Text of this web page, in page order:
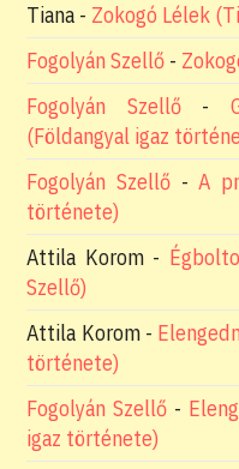
Tiana - Zokogó Lélek
Fogolyán Szellő -
Fogolyán Szellő-
(Földangyal igaz
Fogolyán Szellő -A
története)
Attila Korom-
Szellő)
Attila Korom-
története)
Fogolyán Szellő -
igaz története)